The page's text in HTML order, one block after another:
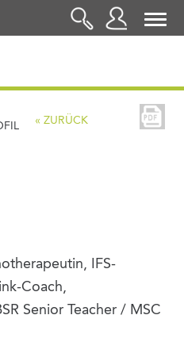
LOGIN
« ZURÜCK
IFS-
Coach,
Senior Teacher / MSC